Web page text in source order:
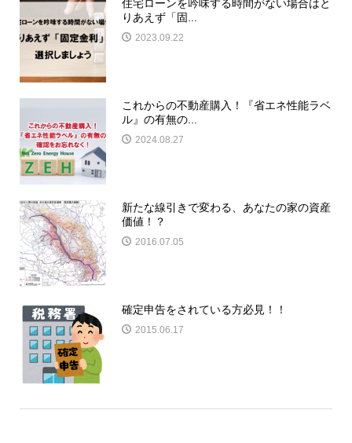
住宅ローンを吟味する時間がない場合はと
りあえず「固...
2023.09.22
これからの不動産購入！『省エネ性能ラベ
ル』の有無の...
2024.08.27
新たな線引きで変わる、あなたの家の資産
価値！？
2016.07.05
確定申告をされている方必見！！
2015.06.17